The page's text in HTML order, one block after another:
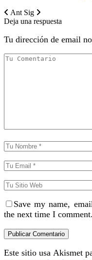
Ant Sig
Deja una respuesta
Tu dirección de email
Save my name,
the next time I comment.
Este sitio usa Akismet